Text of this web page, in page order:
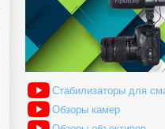
Стабилизаторы для
Обзоры камер